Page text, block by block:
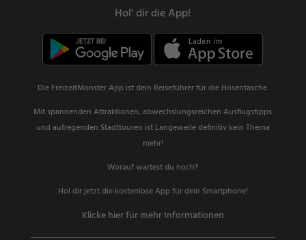
Hol' dir die App!
Die FreizeitMonster App ist dein Reiseführer für die Hosentasche.
Mit spannenden Attraktionen, abwechslungsreichen Ausflugstipps
und aufregenden Stadttouren ist Langeweile definitiv kein Thema
mehr!
Worauf wartest du noch?
Hol dir jetzt die kostenlose App für dein Smartphone!
Klicke hier für mehr Informationen